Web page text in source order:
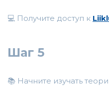
💻 Получите доступ к
Шаг 5
📚 Начните изучать